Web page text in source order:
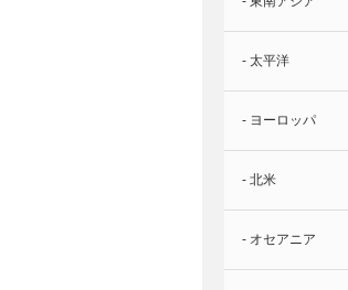
- 太平洋
- ヨーロッパ
- 北米
- オセアニア